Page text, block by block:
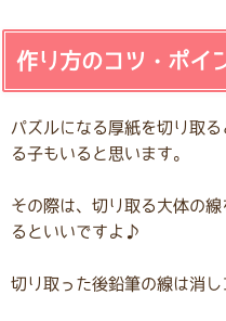
作り方のコツ・ポイ
パズルになる厚紙を切り取
る子もいると思います。
その際は、切り取る大体の
るといいですよ♪
切り取った後鉛筆の線は消し